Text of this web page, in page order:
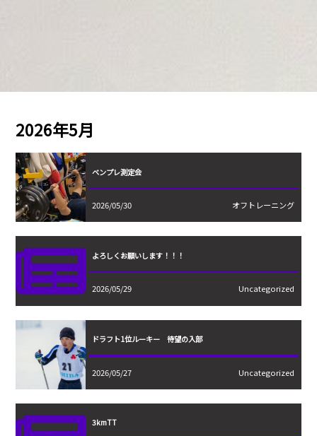
2026年5月
ベンプレ測定会
2026/05/30 オフトレーニング
よろしくお願いします！！！
2026/05/29 Uncategorized
ドラフト1位ルーキー 待望の入部
2026/05/27 Uncategorized
3kmTT